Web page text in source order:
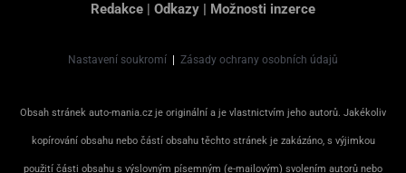
Redakce | Odkazy | Možnosti inzerce
Nastavení soukromí | Zásady ochrany osobních údajů
Obsah stránek auto-mania.cz je originální a je vlastnictvím jeho autorů. Jakékoliv
kopírování obsahu nebo částí obsahu těchto stránek je zakázáno, s výjimkou
použití části obsahu s výslovným písemným (e-mailovým) svolením autorů nebo